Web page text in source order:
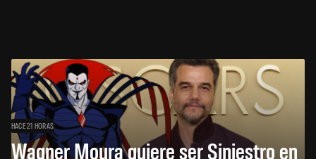
HACE 21 HORAS
Wagner Moura quiere ser Siniestro en